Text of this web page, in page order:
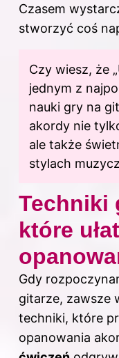
Czasem
stworzyć coś
Czy wiesz, że
jednym z
nauki gry na
akordy nie
ale także
stylach
Techniki
które
Gdy
gitarze, zawsze
techniki, które
opanowania